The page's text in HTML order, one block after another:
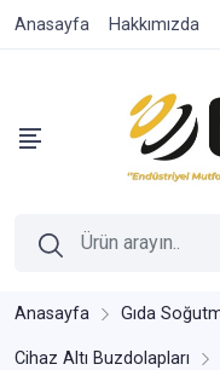
Anasayfa Hakkımızda
Anasayfa Gıda
Cihaz Altı Buzdolapları